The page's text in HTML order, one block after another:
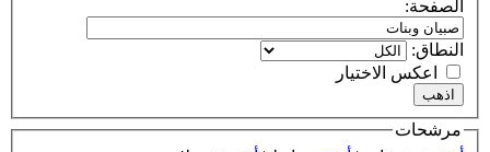
الصفحة:
النطاق:
اعكس الاختيار
مرشحات